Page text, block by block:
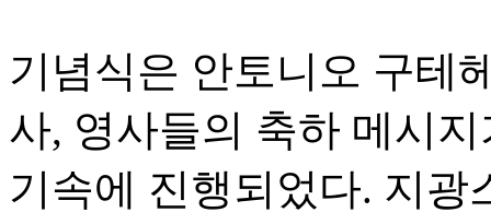
기념식은 안토니오 구테
사, 영사들의 축하 메시
기속에 진행되었다. 지